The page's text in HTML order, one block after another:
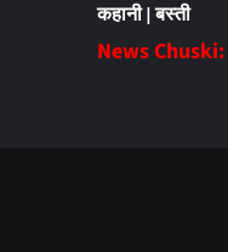
कहानी|बस्ती
News Chuski: